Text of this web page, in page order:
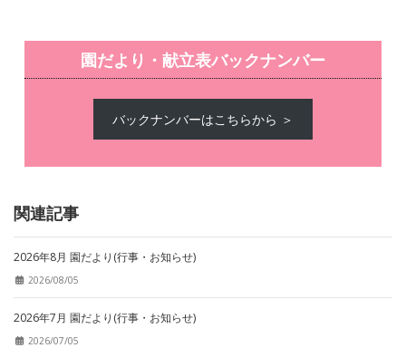
園だより・献立表バックナンバー
バックナンバーはこちらから ＞
関連記事
2026年8月 園だより(行事・お知らせ)
2026/08/05
2026年7月 園だより(行事・お知らせ)
2026/07/05